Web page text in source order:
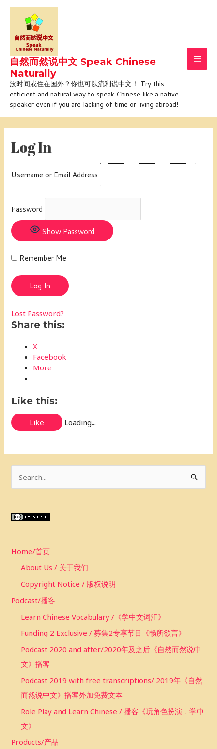
Skip
content
自然而然说中文 Speak Chinese
Naturally
没时间或住在国外？你也可以流利说中文！ Try this
efficient and natural way to speak Chinese like a native
speaker even if you are lacking of time or living abroad!
Log In
Username or Email Address
Password
Show Password
Remember Me
Lost Password?
Share this:
X
Facebook
More
Like this:
Like Loading...
r
h
Home/首页
About Us / 关于我们
Copyright Notice / 版权说明
Podcast/播客
Learn Chinese Vocabulary /《学中文词汇》
Funding 2 Exclusive / 募集2专享节目《畅所欲言》
Podcast 2020 and after/2020年及之后《自然而然说中
文》播客
Podcast 2019 with free transcriptions/ 2019年《自然
而然说中文》播客外加免费文本
Role Play and Learn Chinese / 播客《玩角色扮演，学中
文》
Products/产品